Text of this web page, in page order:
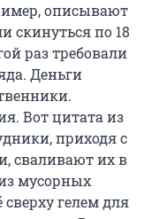
описывают
скинуться по 18
раз требовали
Деньги
Вот цитата из
приходя с
сваливают их в
мусорных
гелем для